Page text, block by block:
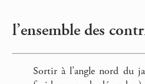
l’ensemble des
Sortir à l’angle nord du